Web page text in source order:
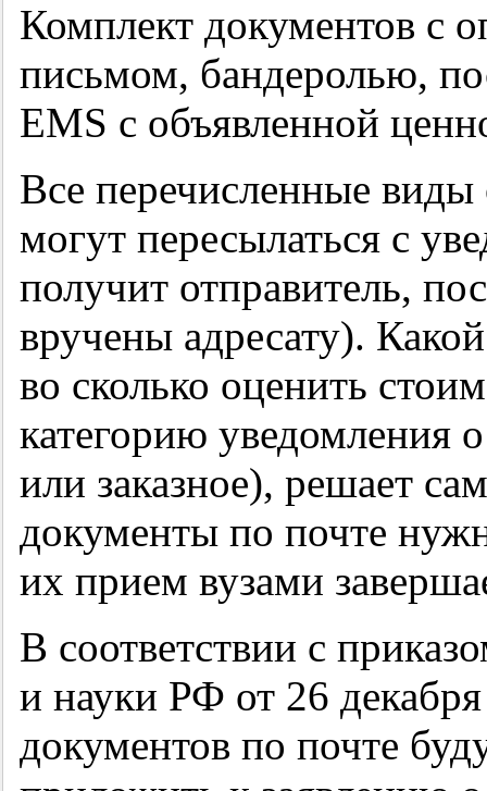
Комплект документов с
письмом, бандеролью,
EMS с объявленной
Все перечисленные
могут пересылаться с
получит отправитель,
вручены адресату).
во сколько оценить
категорию уведомления
или заказное), решает
документы по почте
их прием вузами
В соответствии с
и науки РФ от 26
документов по почте